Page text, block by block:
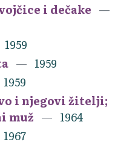
i dečake
1959
1959
1959
i njegovi žitelji;
muž
1964
1967